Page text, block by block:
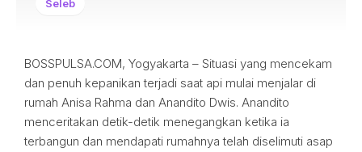
Seleb
BOSSPULSA.COM, Yogyakarta – Situasi yang mencekam
dan penuh kepanikan terjadi saat api mulai menjalar di
rumah Anisa Rahma dan Anandito Dwis. Anandito
menceritakan detik-detik menegangkan ketika ia
terbangun dan mendapati rumahnya telah diselimuti asap